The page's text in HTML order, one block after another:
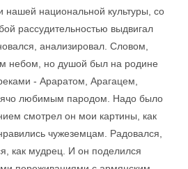
нашей национальной культуры, со
рассудительностью выдвигал
анализировал. Словом,
небом, но душой был на родине
- Араратом, Арагацем,
любимым пародом. Надо было
смотрел он мои картины, как
чужеземцам. Радовался,
как мудрец. И он поделился